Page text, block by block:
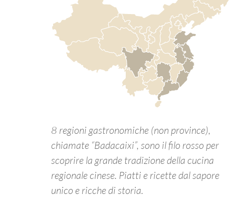
8 regioni gastronomiche (non province),
chiamate “Badacaixi”, sono il filo rosso per
scoprire la grande tradizione della cucina
regionale cinese. Piatti e ricette dal sapore
unico e ricche di storia.